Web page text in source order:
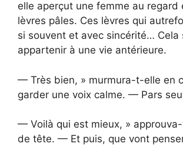
elle aperçut une femme au regard
lèvres pâles. Ces lèvres qui
si souvent et avec sincérité… Cela
appartenir à une vie antérieure.
— Très bien, » murmura-t-elle en
garder une voix calme. — Pars
— Voilà qui est mieux, » approuva-
de tête. — Et puis, que vont